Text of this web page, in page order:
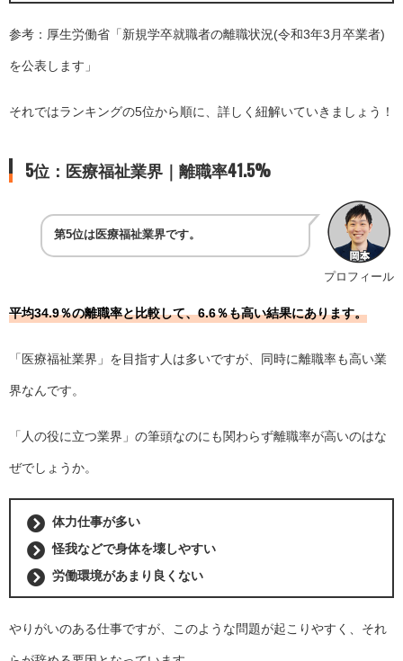
参考：厚生労働省「新規学卒就職者の離職状況(令和3年3月卒業者)
を公表します 」
それではランキングの5位から順に、詳しく紐解いていきましょう！
5位：医療福祉業界｜離職率41.5%
プロフィール
第5位は医療福祉業界です。
平均34.9％の離職率と比較して、6.6％も高い結果にあります。
「医療福祉業界」を目指す人は多いですが、同時に離職率も高い業
界なんです。
「人の役に立つ業界」の筆頭なのにも関わらず離職率が高いのはな
ぜでしょうか。
体力仕事が多い
怪我などで身体を壊しやすい
労働環境があまり良くない
やりがいのある仕事ですが、このような問題が起こりやすく、それ